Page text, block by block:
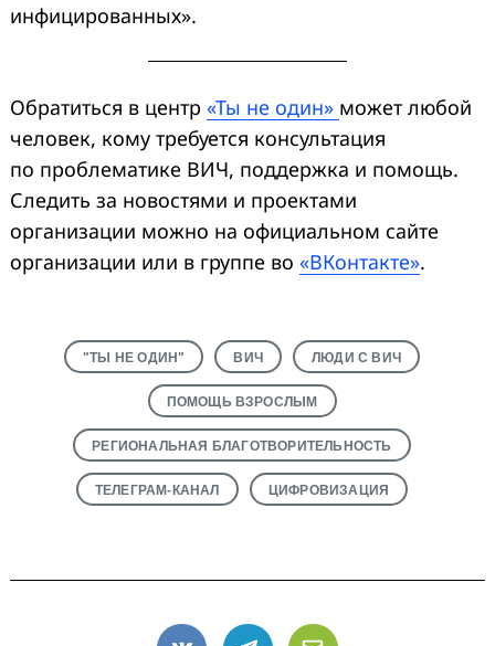
инфицированных».
Обратиться в центр «Ты не один» может любой
человек, кому требуется консультация
по проблематике ВИЧ, поддержка и помощь.
Следить за новостями и проектами
организации можно на официальном сайте
организации или в группе во «ВКонтакте».
"ТЫ НЕ ОДИН" ВИЧ ЛЮДИ С ВИЧ
ПОМОЩЬ ВЗРОСЛЫМ
РЕГИОНАЛЬНАЯ БЛАГОТВОРИТЕЛЬНОСТЬ
ТЕЛЕГРАМ-КАНАЛ ЦИФРОВИЗАЦИЯ